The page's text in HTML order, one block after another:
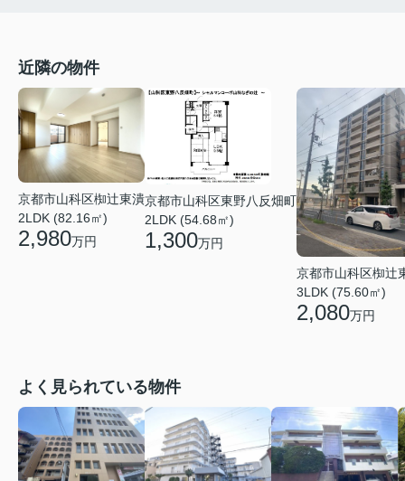
近隣の物件
京都市山科区椥辻東潰
2LDK (82.16㎡)
2,980万円
京都市山科区東野八反畑町
2LDK (54.68㎡)
1,300万円
京都市山科区椥辻
3LDK (75.60㎡)
2,080万円
よく見られている物件